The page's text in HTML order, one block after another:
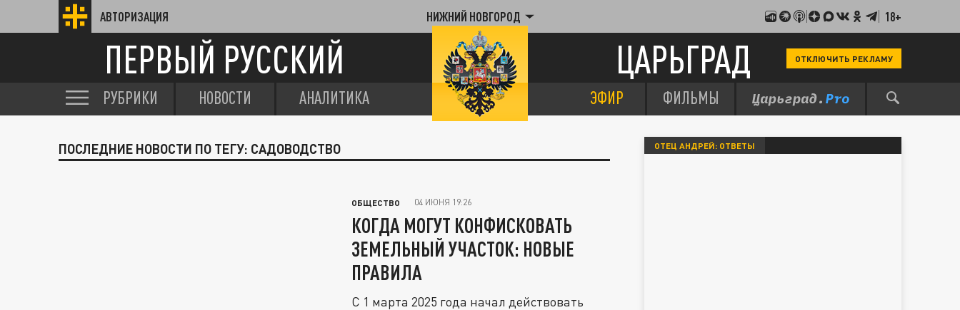
АВТОРИЗАЦИЯ НИЖНИЙ НОВГОРОД 18+
ПЕРВЫЙ РУССКИЙ ЦАРЬГРАД ОТКЛЮЧИТЬ РЕКЛАМУ
РУБРИКИ НОВОСТИ АНАЛИТИКА ЭФИР ФИЛЬМЫ
ПОСЛЕДНИЕ НОВОСТИ ПО ТЕГУ: САДОВОДСТВО
ОБЩЕСТВО 04 ИЮНЯ 19:26
КОГДА МОГУТ КОНФИСКОВАТЬ
ЗЕМЕЛЬНЫЙ УЧАСТОК: НОВЫЕ
ПРАВИЛА
С 1 марта 2025 года начал действовать
ОТЕЦ АНДРЕЙ: ОТВЕТЫ